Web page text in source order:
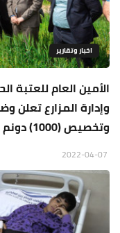
اخبار وتقارير
الأمين العام للعتبة
وإدارة المزارع تعلن
وتخصيص (1000) دونم لإنتاج الاسماك والاصبعيات